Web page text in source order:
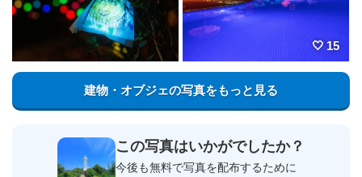
15
建物・オブジェの写真をもっと見る
この写真はいかがでしたか？
今後も無料で写真を配布するために